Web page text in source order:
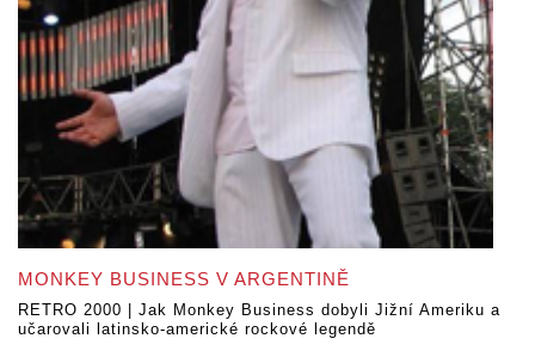
MONKEY BUSINESS V ARGENTINĚ
RETRO 2000 | Jak Monkey Business dobyli Jižní Ameriku a
učarovali latinsko-americké rockové legendě